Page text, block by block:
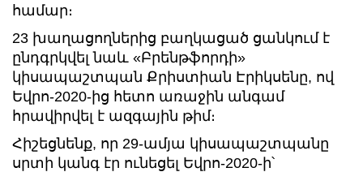
համար։
23 խաղացողներից բաղկացած ցանկում է
ընդգրկվել նաև «Բրենթֆորդի»
կիսապաշտպան Քրիստիան Էրիկսենը, ով
Եվրո-2020-ից հետո առաջին անգամ
հրավիրվել է ազգային թիմ։
Հիշեցնենք, որ 29-ամյա կիսապաշտպանը
սրտի կանգ էր ունեցել Եվրո-2020-ի՝